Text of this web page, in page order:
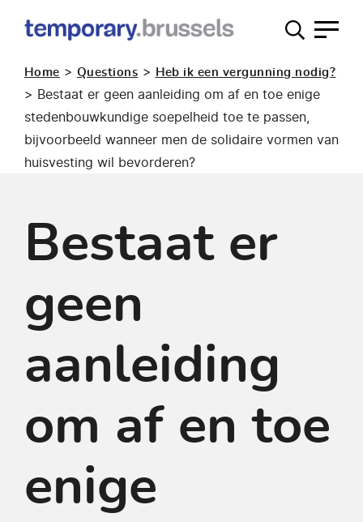
tijdelijk
Home > Questions > Heb ik een vergunning nodig?
> Bestaat er geen aanleiding om af en toe enige
stedenbouwkundige soepelheid toe te passen,
bijvoorbeeld wanneer men de solidaire vormen van
huisvesting wil bevorderen?
Bestaat er
geen
aanleiding
om af en toe
enige